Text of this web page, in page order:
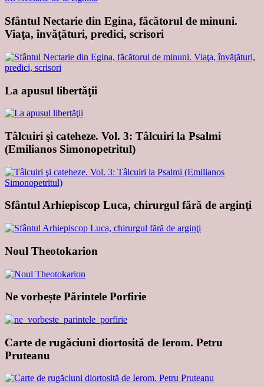
Sfântul Nectarie din Egina, făcătorul de minuni.
Viaţa, învăţături, predici, scrisori
La apusul libertăţii
Tâlcuiri şi cateheze. Vol. 3: Tâlcuiri la Psalmi
(Emilianos Simonopetritul)
Sfântul Arhiepiscop Luca, chirurgul fără de arginţi
Noul Theotokarion
Ne vorbește Părintele Porfirie
Carte de rugăciuni diortosită de Ierom. Petru
Pruteanu